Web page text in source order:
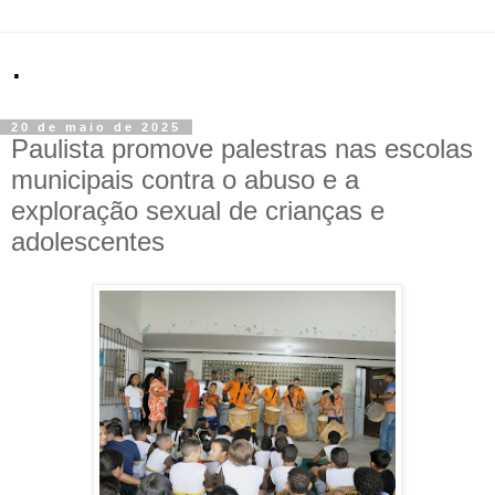
.
20 de maio de 2025
Paulista promove palestras nas escolas
municipais contra o abuso e a
exploração sexual de crianças e
adolescentes